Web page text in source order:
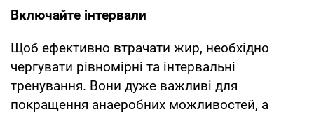
Включайте інтервали
Щоб ефективно втрачати жир, необхідно
чергувати рівномірні та інтервальні
тренування. Вони дуже важливі для
покращення анаеробних можливостей, а